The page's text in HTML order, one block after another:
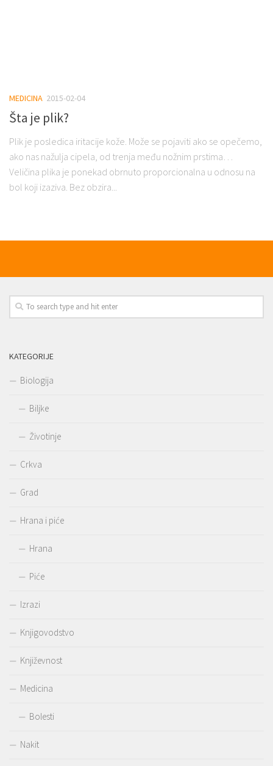
MEDICINA 2015-02-04
Šta je plik?
Plik je posledica iritacije kože. Može se pojaviti ako se opečemo,
ako nas nažulja cipela, od trenja među nožnim prstima…
Veličina plika je ponekad obrnuto proporcionalna u odnosu na
bol koji izaziva. Bez obzira...
KATEGORIJE
Biologija
Biljke
Životinje
Crkva
Grad
Hrana i piće
Hrana
Piće
Izrazi
Knjigovodstvo
Književnost
Medicina
Bolesti
Nakit